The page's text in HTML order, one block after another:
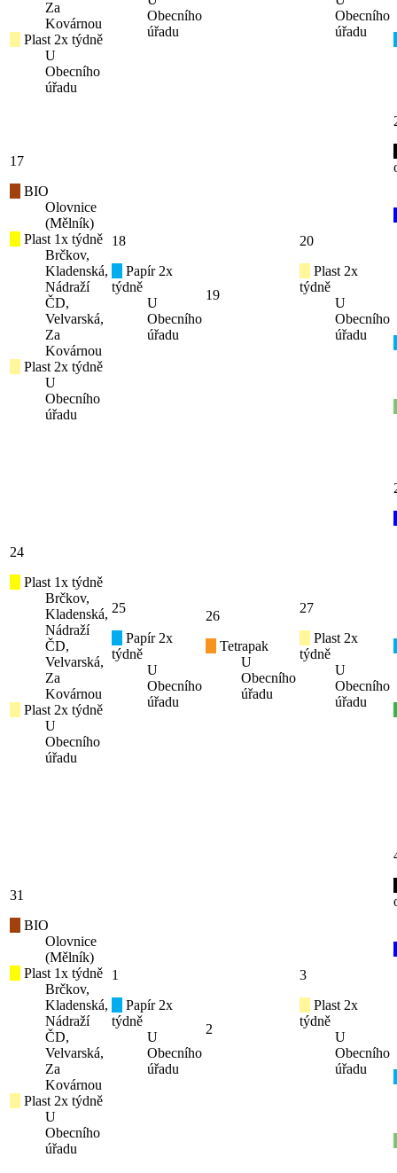
Za
Kovárnou
Plast 2x týdně
U
Obecního
úřadu
Obecního
úřadu
Obecního
úřadu
17
BIO
Olovnice
(Mělník)
Plast 1x týdně
Brčkov,
Kladenská,
Nádraží
ČD,
Velvarská,
Za
Kovárnou
Plast 2x týdně
U
Obecního
úřadu
18
Papír 2x
týdně
U
Obecního
úřadu
19
20
Plast 2x
týdně
U
Obecního
úřadu
24
Plast 1x týdně
Brčkov,
Kladenská,
Nádraží
ČD,
Velvarská,
Za
Kovárnou
Plast 2x týdně
U
Obecního
úřadu
25
Papír 2x
týdně
U
Obecního
úřadu
26
Tetrapak
U
Obecního
úřadu
27
Plast 2x
týdně
U
Obecního
úřadu
31
BIO
Olovnice
(Mělník)
Plast 1x týdně
Brčkov,
Kladenská,
Nádraží
ČD,
Velvarská,
Za
Kovárnou
Plast 2x týdně
U
Obecního
úřadu
1
Papír 2x
týdně
U
Obecního
úřadu
2
3
Plast 2x
týdně
U
Obecního
úřadu